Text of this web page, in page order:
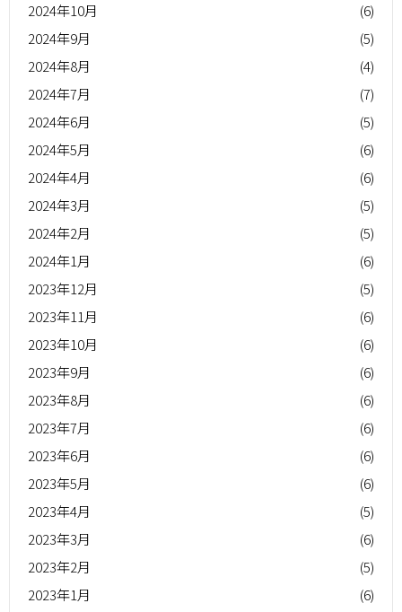
2024年10月
(6)
2024年9月
(5)
2024年8月
(4)
2024年7月
(7)
2024年6月
(5)
2024年5月
(6)
2024年4月
(6)
2024年3月
(5)
2024年2月
(5)
2024年1月
(6)
2023年12月
(5)
2023年11月
(6)
2023年10月
(6)
2023年9月
(6)
2023年8月
(6)
2023年7月
(6)
2023年6月
(6)
2023年5月
(6)
2023年4月
(5)
2023年3月
(6)
2023年2月
(5)
2023年1月
(6)